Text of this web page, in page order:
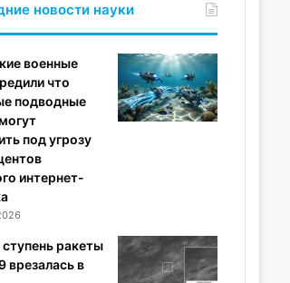
новости науки
военные
что
подводные
под угрозу
интернет-
ракеты
врезалась в